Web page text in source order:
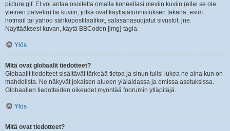
picture.gif. Et voi antaa osoitetta omalla koneellasi oleviin kuviin (ellei se ole
yleinen palvelin) tai kuviin, jotka ovat käyttäjätunnistuksen takana, esim.
hotmail tai yahoo sähköpostilaatikot, salasanasuojatut sivustot, jne.
Näyttääksesi kuvan, käytä BBCoden [img]-tagia.
Ylös
Mitä ovat globaalit tiedotteet?
Globaalit tiedotteet sisältävät tärkeää tietoa ja sinun tulisi lukea ne aina kun on
mahdolista. Ne näkyvät jokaisen alueen ylälaidassa ja omissa asetuksissa.
Globaalien tiedotteiden oikeudet myöntää foorumin ylläpitäjä.
Ylös
Mitä ovat tiedotteet?